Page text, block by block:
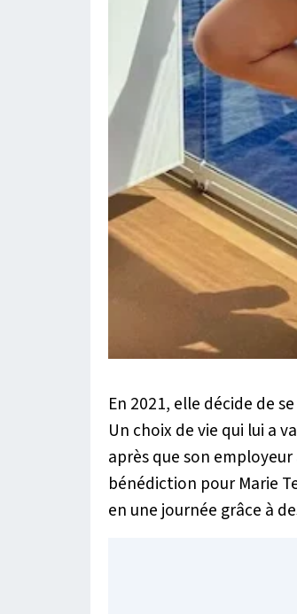
En 2021, elle décide de
Un choix de vie qui lui a
après que son
bénédiction pour Marie
en une journée grâce à